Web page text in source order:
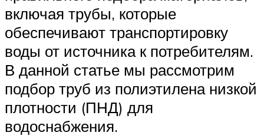
включая трубы, которые
обеспечивают транспортировку
воды от источника к потребителям.
В данной статье мы рассмотрим
подбор труб из полиэтилена низкой
плотности (ПНД) для
водоснабжения.